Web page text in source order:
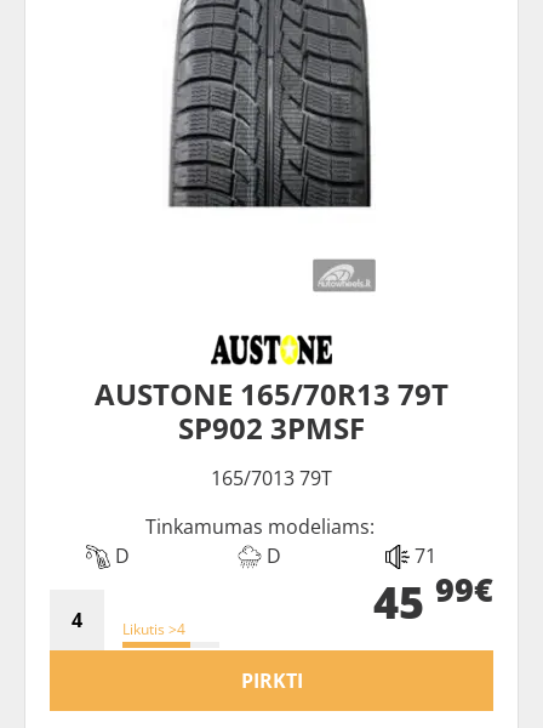
AUSTONE 165/70R13 79T
SP902 3PMSF
165/7013 79T
Tinkamumas modeliams:
D
D 71
Likutis >4 45 99€
PIRKTI